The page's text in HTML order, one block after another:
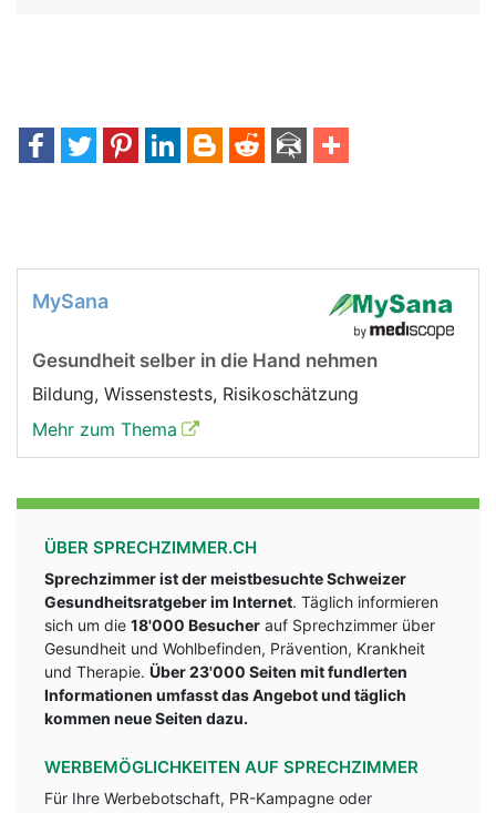
MySana
Gesundheit selber in die Hand nehmen
Bildung, Wissenstests, Risikoschätzung
Mehr zum Thema
ÜBER SPRECHZIMMER.CH
Sprechzimmer ist der meistbesuchte Schweizer
Gesundheitsratgeber im Internet. Täglich informieren
sich um die 18'000 Besucher auf Sprechzimmer über
Gesundheit und Wohlbefinden, Prävention, Krankheit
und Therapie. Über 23'000 Seiten mit fundlerten
Informationen umfasst das Angebot und täglich
kommen neue Seiten dazu.
WERBEMÖGLICHKEITEN AUF SPRECHZIMMER
Für Ihre Werbebotschaft, PR-Kampagne oder